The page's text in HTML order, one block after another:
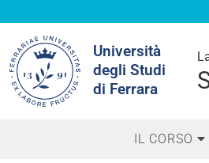
Università
degli Studi
di Ferrara
nel
sito
IL CORSO